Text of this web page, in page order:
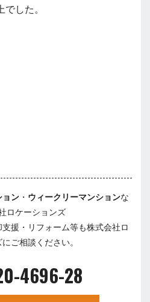
でした。
ョン ・ ウィークリーマンションな
ロケーションズ
援・リフォーム等も株式会社ロ
ご相談ください。
4696-28